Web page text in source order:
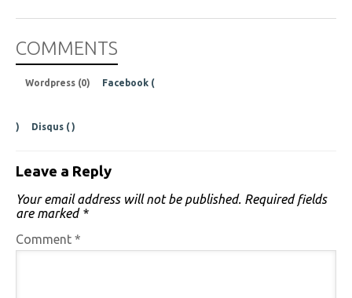
COMMENTS
Wordpress (0) Facebook (
) Disqus ( )
Leave a Reply
Your email address will not be published. Required fields
are marked *
Comment *